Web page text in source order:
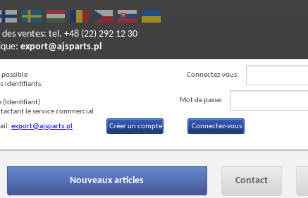
export@ajsparts.pl
ventes: tel. +48 (22) 292 12 30
possible
identifiants.
(Identifiant)
le service commercial:
export@ajsparts.pl
Connectez-vous:
Mot de passe:
Créer un compte
Nouveaux articles Contact